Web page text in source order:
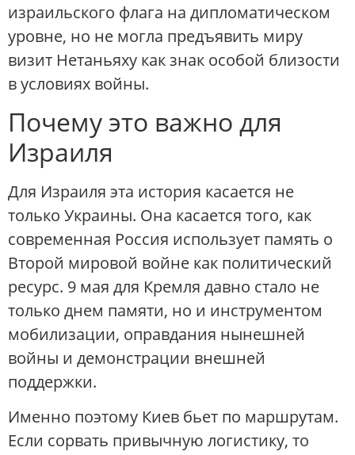
израильского флага на дипломатическом
уровне, но не могла предъявить миру
визит Нетаньяху как знак особой близости
в условиях войны.
Почему это важно для
Израиля
Для Израиля эта история касается не
только Украины. Она касается того, как
современная Россия использует память о
Второй мировой войне как политический
ресурс. 9 мая для Кремля давно стало не
только днем памяти, но и инструментом
мобилизации, оправдания нынешней
войны и демонстрации внешней
поддержки.
Именно поэтому Киев бьет по маршрутам.
Если сорвать привычную логистику, то